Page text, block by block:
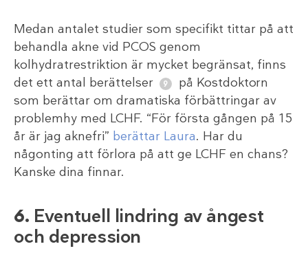
Medan antalet studier som specifikt tittar på att
behandla akne vid PCOS genom
kolhydratrestriktion är mycket begränsat, finns
det ett antal berättelser
på Kostdoktorn
som berättar om dramatiska förbättringar av
problemhy med LCHF. “För första gången på 15
år är jag aknefri” berättar Laura. Har du
någonting att förlora på att ge LCHF en chans?
Kanske dina finnar.
6. Eventuell lindring av ångest
och depression